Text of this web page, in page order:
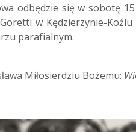
odbędzie się w sobotę
w Kędzierzynie-
parafialnym.
Miłosierdziu Bożemu: